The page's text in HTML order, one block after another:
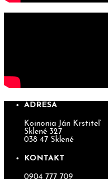
ADRESA
Koinonia Ján Krstiteľ
Sklené 327
038 47 Sklené
KONTAKT
0904 777 709